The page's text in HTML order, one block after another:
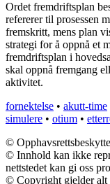
Ordet fremdriftsplan
refererer til prosessen
fremskritt, mens plan
strategi for å oppnå et
fremdriftsplan i
skal oppnå fremgang
aktivitet.
fornektelse • akutt-time
simulere • otium •
©
© Innhold kan ikke
nettstedet kan gi oss
© Copyright gjelder alt